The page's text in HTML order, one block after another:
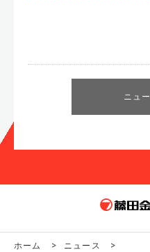
ニュ
ホーム > ニュース
>